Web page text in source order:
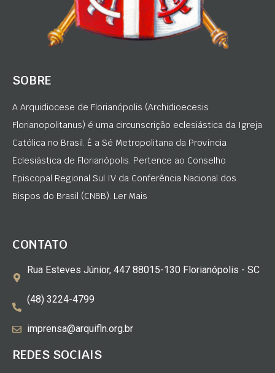
SOBRE
A Arquidiocese de Florianópolis (Archidioecesis
Florianopolitanus) é uma circunscrição eclesiástica da Igreja
Católica no Brasil. É a Sé Metropolitana da Província
Eclesiástica de Florianópolis. Pertence ao Conselho
Episcopal Regional Sul IV da Conferência Nacional dos
Bispos do Brasil (CNBB). Ler Mais
CONTATO
Rua Esteves Júnior, 447 88015-130 Florianópolis - SC
(48) 3224-4799
imprensa@arquifln.org.br
REDES SOCIAIS